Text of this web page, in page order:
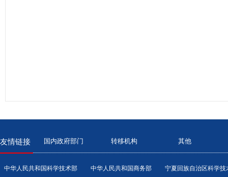
友情链接 国内政府部门 转移机构 其他
中华人民共和国科学技术部 中华人民共和国商务部 宁夏回族自治区科学技